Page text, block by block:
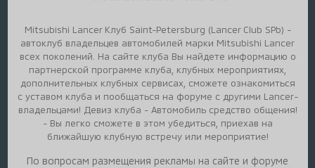
Mitsubishi Lancer Клуб Saint-Petersburg (Lancer Club SPb) -
автоклуб владельцев автомобилей марки Mitsubishi Lancer
всех поколений. На сайте клуба Вы найдете информацию о
партнерской программе клуба, клубных мероприятиях,
дополнительных клубных сервисах, сможете ознакомиться
с уставом клуба и пообщаться на форуме с другими Lancer-
владельцами! Девиз клуба - Автомобиль средство общения!
- Вы легко сможете в этом убедиться, приехав на
ближайшую клубную встречу или мероприятие!
По вопросам размещения рекламы на сайте и форуме